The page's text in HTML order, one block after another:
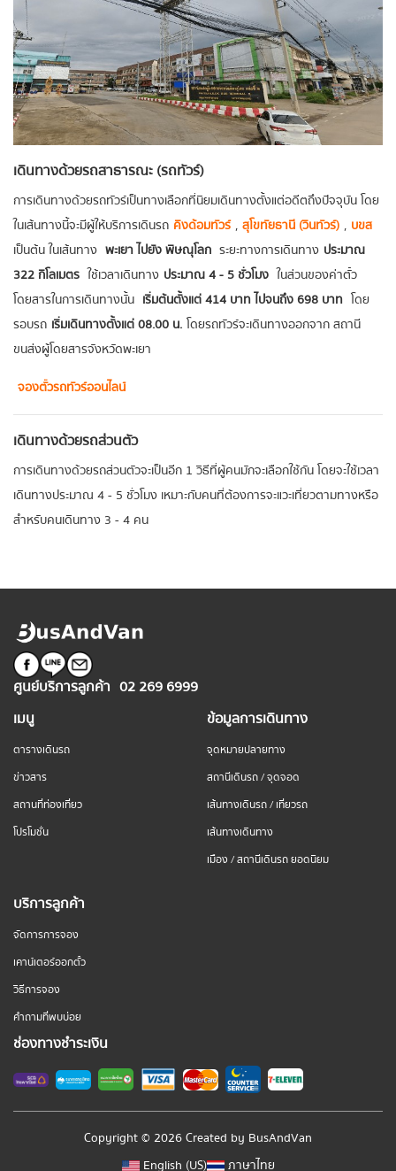
เดินทางด้วยรถสาธารณะ (รถทัวร์)
การเดินทางด้วยรถทัวร์เป็นทางเลือกที่นิยมเดินทางตั้งแต่อดีตถึงปัจจุบัน โดย
ในเส้นทางนี้จะมีผู้ให้บริการเดินรถ คิงด้อมทัวร์ , สุโขทัยธานี (วินทัวร์) , บขส
เป็นต้น ในเส้นทาง พะเยา ไปยัง พิษณุโลก ระยะทางการเดินทาง ประมาณ
322 กิโลเมตร ใช้เวลาเดินทาง ประมาณ 4 - 5 ชั่วโมง ในส่วนของค่าตั๋ว
โดยสารในการเดินทางนั้น เริ่มต้นตั้งแต่ 414 บาท ไปจนถึง 698 บาท โดย
รอบรถ เริ่มเดินทางตั้งแต่ 08.00 น. โดยรถทัวร์จะเดินทางออกจาก สถานี
ขนส่งผู้โดยสารจังหวัดพะเยา
จองตั๋วรถทัวร์ออนไลน์
เดินทางด้วยรถส่วนตัว
การเดินทางด้วยรถส่วนตัวจะเป็นอีก 1 วิธีที่ผู้คนมักจะเลือกใช้กัน โดยจะใช้เวลา
เดินทางประมาณ 4 - 5 ชั่วโมง เหมาะกับคนที่ต้องการจะแวะเที่ยวตามทางหรือ
สำหรับคนเดินทาง 3 - 4 คน
ศูนย์บริการลูกค้า 02 269 6999
เมนู
ตารางเดินรถ
ข่าวสาร
สถานที่ท่องเที่ยว
โปรโมชั่น
ข้อมูลการเดินทาง
จุดหมายปลายทาง
สถานีเดินรถ / จุดจอด
เส้นทางเดินรถ / เที่ยวรถ
เส้นทางเดินทาง
เมือง / สถานีเดินรถ ยอดนิยม
บริการลูกค้า
จัดการการจอง
เคาน์เตอร์ออกตั๋ว
วิธีการจอง
คำถามที่พบบ่อย
ช่องทางชำระเงิน
Copyright © 2026 Created by BusAndVan
English (US)
ภาษาไทย